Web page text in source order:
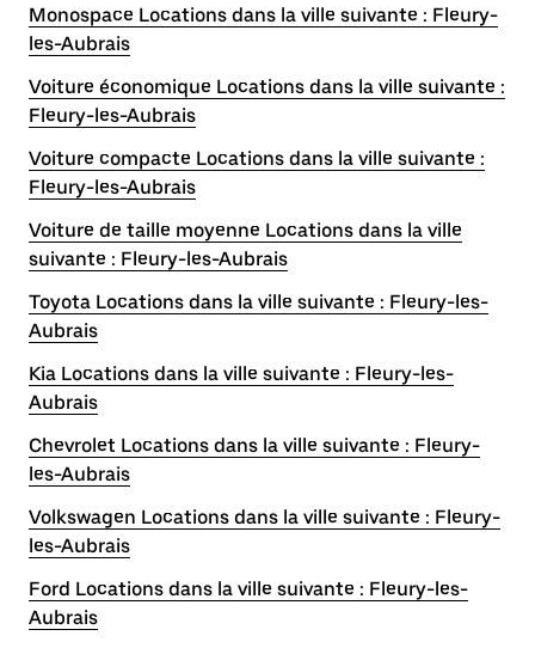
Monospace Locations dans la ville suivante : Fleury-
les-Aubrais
Voiture économique Locations dans la ville suivante :
Fleury-les-Aubrais
Voiture compacte Locations dans la ville suivante :
Fleury-les-Aubrais
Voiture de taille moyenne Locations dans la ville
suivante : Fleury-les-Aubrais
Toyota Locations dans la ville suivante : Fleury-les-
Aubrais
Kia Locations dans la ville suivante : Fleury-les-
Aubrais
Chevrolet Locations dans la ville suivante : Fleury-
les-Aubrais
Volkswagen Locations dans la ville suivante : Fleury-
les-Aubrais
Ford Locations dans la ville suivante : Fleury-les-
Aubrais